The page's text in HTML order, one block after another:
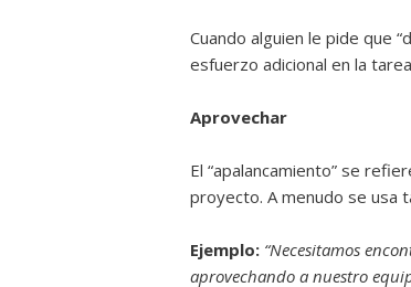
Cuando alguien le pide que
esfuerzo adicional en la
Aprovechar
El “apalancamiento” se
proyecto. A menudo se usa
Ejemplo: “Necesitamos
aprovechando a nuestro